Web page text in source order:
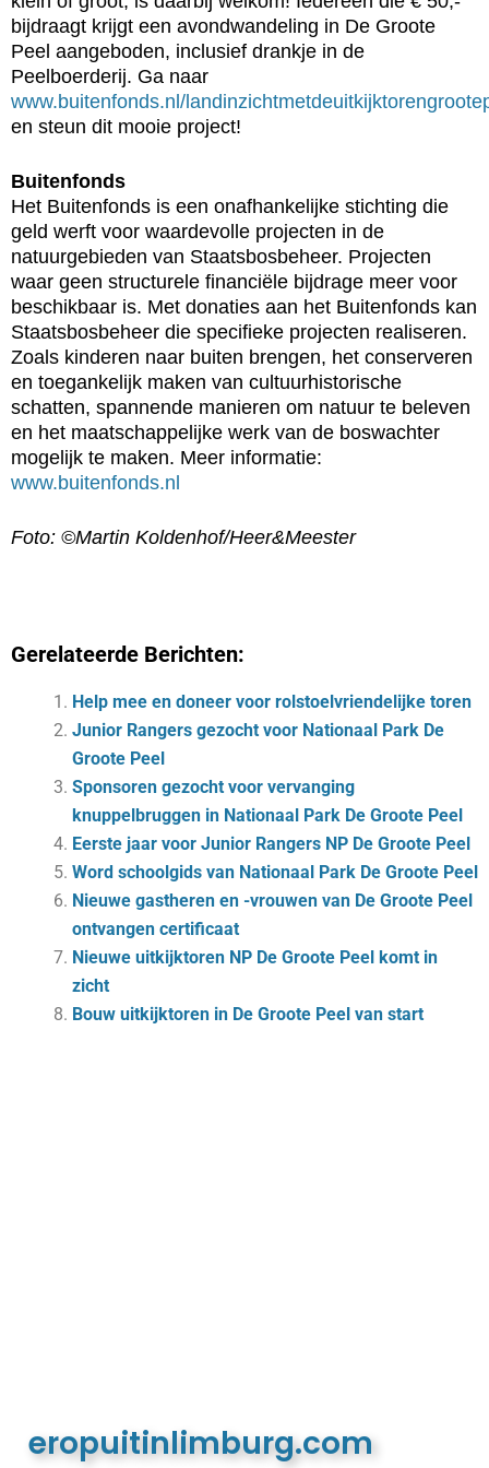
bijdraagt krijgt een avondwandeling in De Groote
Peel aangeboden, inclusief drankje in de
Peelboerderij. Ga naar
www.buitenfonds.nl/
en steun dit mooie project!
Buitenfonds
Het Buitenfonds is een onafhankelijke stichting die
geld werft voor waardevolle projecten in de
natuurgebieden van Staatsbosbeheer. Projecten
waar geen structurele financiële bijdrage meer voor
beschikbaar is. Met donaties aan het Buitenfonds kan
Staatsbosbeheer die specifieke projecten realiseren.
Zoals kinderen naar buiten brengen, het conserveren
en toegankelijk maken van cultuurhistorische
schatten, spannende manieren om natuur te beleven
en het maatschappelijke werk van de boswachter
mogelijk te maken. Meer informatie:
www.buitenfonds.nl
Foto: ©Martin Koldenhof/Heer&Meester
Gerelateerde Berichten:
Help mee en doneer voor rolstoelvriendelijke toren
Junior Rangers gezocht voor Nationaal Park De
Groote Peel
Sponsoren gezocht voor vervanging
knuppelbruggen in Nationaal Park De Groote Peel
Eerste jaar voor Junior Rangers NP De Groote Peel
Word schoolgids van Nationaal Park De Groote Peel
Nieuwe gastheren en -vrouwen van De Groote Peel
ontvangen certificaat
Nieuwe uitkijktoren NP De Groote Peel komt in
zicht
Bouw uitkijktoren in De Groote Peel van start
eropuitinlimburg.com